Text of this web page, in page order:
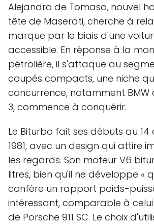
Alejandro de Tomaso, nouvel
tête de Maserati, cherche à
marque par le biais d'une
accessible. En réponse à la
pétrolière, il s'attaque au
coupés compacts, une niche
concurrence, notamment BMW
3, commence à conquérir.
Le Biturbo fait ses débuts au
1981, avec un design qui attire
les regards. Son moteur V6
litres, bien qu'il ne développe «
confère un rapport poids-
intéressant, comparable à
de Porsche 911 SC. Le choix